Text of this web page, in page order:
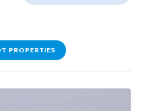
PROPERTIES